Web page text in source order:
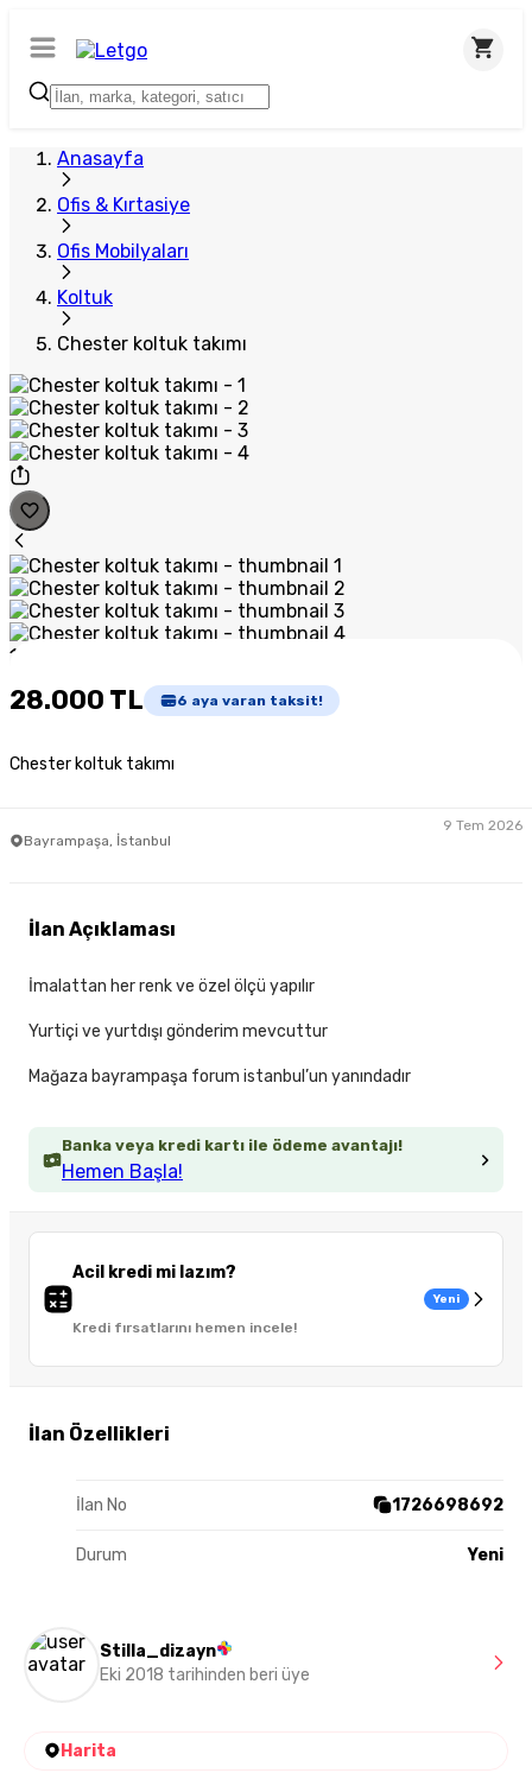
Anasayfa
Ofis & Kırtasiye
Ofis Mobilyaları
Koltuk
Chester koltuk takımı
1
28.000 TL 6 aya varan taksit!
Chester koltuk takımı
Bayrampaşa, İstanbul
9 Tem 2026
Banka veya kredi kartı ile ödeme avantajı!
Hemen Başla!
Acil kredi mi lazım?
Kredi fırsatlarını hemen incele!
Yeni
İlan Özellikleri
İlan No 1726698692
Durum Yeni
İlan Açıklaması
İmalattan her renk ve özel ölçü yapılır
Yurtiçi ve yurtdışı gönderim mevcuttur
Mağaza bayrampaşa forum istanbul’un yanındadır
Stilla_dizayn
Eki 2018 tarihinden beri üye
Harita